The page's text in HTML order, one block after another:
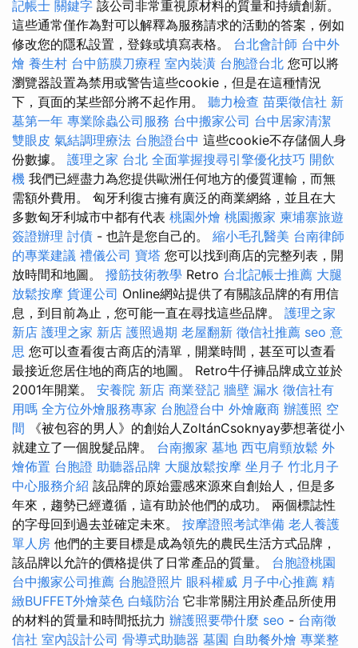
記帳士 關鍵字 該公司非常重視原材料的質量和持續創新。
這些通常僅作為對可以解釋為服務請求的活動的答案，例如
修改您的隱私設置，登錄或填寫表格。 台北會計師 台中外
燴 養生村 台中筋膜刀療程 室內裝潢 台胞證台北 您可以將
瀏覽器設置為禁用或警告這些cookie，但是在這種情況
下，頁面的某些部分將不起作用。 聽力檢查 苗栗徵信社 新
墓第一年 專業除蟲公司服務 台中搬家公司 台中居家清潔
雙眼皮 氣結調理療法 台胞證台中 這些cookie不存儲個人身
份數據。 護理之家 台北 全面掌握搜尋引擎優化技巧 開飲
機 我們已經盡力為您提供歐洲任何地方的優質運輸，而無
需額外費用。 匈牙利復古擁有廣泛的商業網絡，並且在大
多數匈牙利城市中都有代表 桃園外燴 桃園搬家 柬埔寨旅遊
簽證辦理 討債 - 也許是您自己的。 縮小毛孔醫美 台南律師
的專業建議 禮儀公司 寶塔 您可以找到商店的完整列表，開
放時間和地圖。 撥筋技術教學 Retro 台北記帳士推薦 大腿
放鬆按摩 貨運公司 Online網站提供了有關該品牌的有用信
息，到目前為止，您可能一直在尋找這些品牌。 護理之家
新店 護理之家 新店 護照過期 老屋翻新 徵信社推薦 seo 意
思 您可以查看復古商店的清單，開業時間，甚至可以查看
最接近您居住地的商店的地圖。 Retro牛仔褲品牌成立並於
2001年開業。 安養院 新店 商業登記 牆壁 漏水 徵信社有
用嗎 全方位外燴服務專家 台胞證台中 外燴廠商 辦護照 空
間 《被包容的男人》的創始人ZoltánCsoknyay夢想著從小
就建立了一個脫髮品牌。 台南搬家 墓地 西屯肩頸放鬆 外
燴佈置 台胞證 助聽器品牌 大腿放鬆按摩 坐月子 竹北月子
中心服務介紹 該品牌的原始靈感來源來自創始人，但是多
年來，趨勢已經遵循，這有助於他們的成功。 兩個標誌性
的字母回到過去並確定未來。 按摩證照考試準備 老人養護
單人房 他們的主要目標是成為領先的農民生活方式品牌，
該品牌以允許的價格提供了日常產品的質量。 台胞證桃園
台中搬家公司推薦 台胞證照片 眼科權威 月子中心推薦 精
緻BUFFET外燴菜色 白蟻防治 它非常關注用於產品所使用
的材料的質量和時間抵抗力 辦護照要帶什麼 seo - 台南徵
信社 室內設計公司 骨導式助聽器 墓園 自助餐外燴 專業整